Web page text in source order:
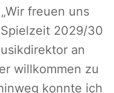
„Wir freuen uns
2029/30
an
willkommen zu
konnte ich